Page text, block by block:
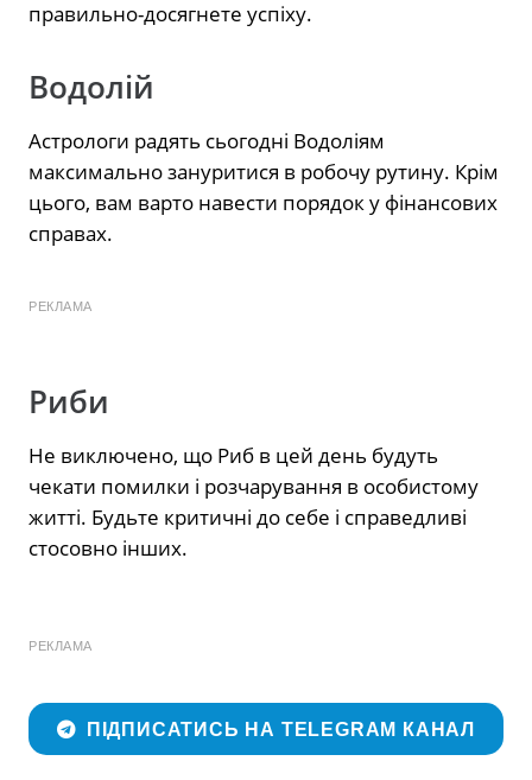
правильно-досягнете успіху.
Водолій
Астрологи радять сьогодні Водоліям
максимально зануритися в робочу рутину. Крім
цього, вам варто навести порядок у фінансових
справах.
РЕКЛАМА
Риби
Не виключено, що Риб в цей день будуть
чекати помилки і розчарування в особистому
житті. Будьте критичні до себе і справедливі
стосовно інших.
РЕКЛАМА
ПІДПИСАТИСЬ НА TELEGRAM КАНАЛ